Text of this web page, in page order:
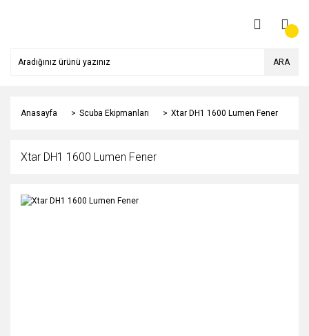
ARA
Anasayfa Scuba Ekipmanları Xtar DH1 1600 Lumen Fener
Xtar DH1 1600 Lumen Fener